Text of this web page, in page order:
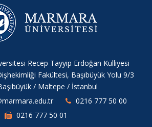
Recep Tayyip Erdoğan Külliyesi
Fakültesi, Başıbüyük Yolu 9/3
/ Maltepe / İstanbul
0216 777 50 00
0216 777 50 01